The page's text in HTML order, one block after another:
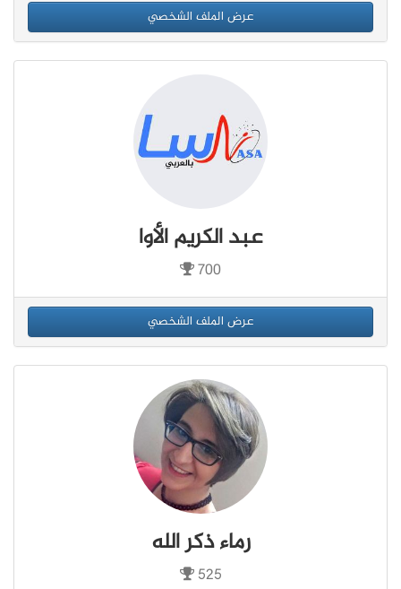
عرض الملف الشخصي
عبد الكريم الأوا
700
عرض الملف الشخصي
رماء ذكر الله
525